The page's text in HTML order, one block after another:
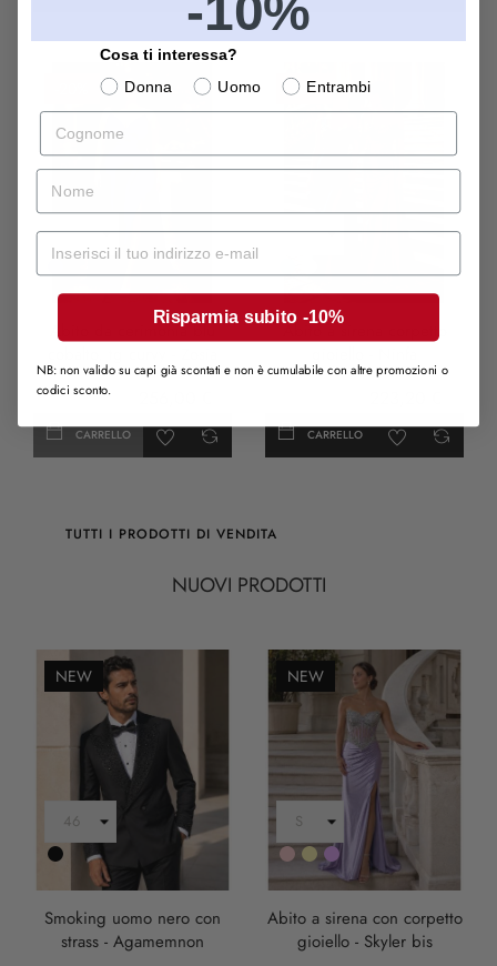
Cobalto
Abito da cerimonia blu
320,00 €
CARRELLO
-20%
Turchese
rosa
anticha
Abito a sirena corpetto
CARRELLO
TUTTI I PRODOTTI DI VENDITA
NUOVI PRODOTTI
NEW
Nero
Smoking uomo nero con
strass - Agamemnon
NEW
RosaOroLILLA
Abito a sirena con corpetto
gioiello - Skyler bis
Cosa ti interessa?
Donna
Uomo
Entrambi
Cognome
nome
Mail
Risparmia subito -10%
NB: non valido su capi già scontati e non è cumulabile con altre promozioni o
codici sconto.